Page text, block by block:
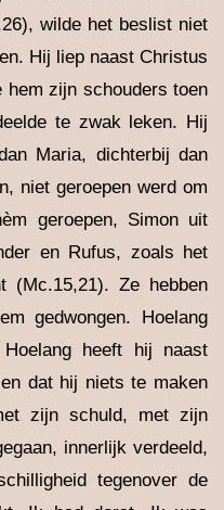
wilde het beslist niet
Hij liep naast Christus
hem zijn schouders toen
te zwak leken. Hij
Maria, dichterbij dan
niet geroepen werd om
geroepen, Simon uit
en Rufus, zoals het
(Mc.15,21). Ze hebben
gedwongen. Hoelang
heeft hij naast
dat hij niets te maken
zijn schuld, met zijn
innerlijk verdeeld,
tegenover de